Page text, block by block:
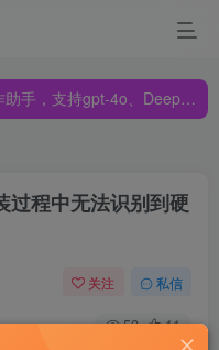
4o、DeepSeek、Claude🔥🔥🔥🔥
4o、DeepSeek、Claude🔥🔥🔥🔥
过程中无法识别到硬
关注 私信
53 11